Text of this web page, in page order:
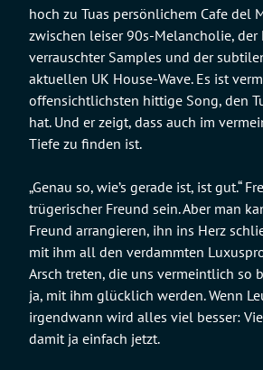
hoch zu Tuas persönlichem Cafe del
zwischen leiser 90s-Melancholie, der
verrauschter Samples und der
aktuellen UK House-Wave. Es ist
offensichtlichsten hittige Song, den
hat. Und er zeigt, dass auch im
Tiefe zu finden ist.
„Genau so, wie’s gerade ist, ist gut.“
trügerischer Freund sein. Aber man
Freund arrangieren, ihn ins Herz
mit ihm all den verdammten
Arsch treten, die uns vermeintlich so
ja, mit ihm glücklich werden. Wenn
irgendwann wird alles viel besser:
damit ja einfach jetzt.